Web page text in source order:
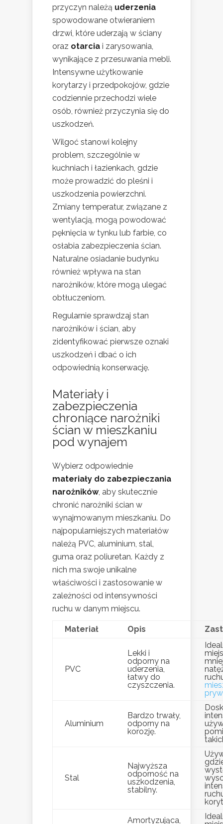
przyczyn należą uderzenia
spowodowane otwieraniem
drzwi, które uderzają w ściany
oraz otarcia i zarysowania,
wynikające z przesuwania mebli.
Intensywne użytkowanie
korytarzy i przedpokojów, gdzie
codziennie przechodzi wiele
osób, również przyczynia się do
uszkodzeń.
Wilgoć stanowi kolejny
problem, szczególnie w
kuchniach i łazienkach, gdzie
może prowadzić do pleśni i
uszkodzenia powierzchni.
Zmiany temperatur, związane z
wentylacją, mogą powodować
pęknięcia w tynku lub farbie, co
osłabia zabezpieczenia ścian.
Naturalne osiadanie budynku
również wpływa na stan
narożników, które mogą ulegać
obtłuczeniom.
Regularnie sprawdzaj stan
narożników i ścian, aby
zidentyfikować pierwsze oznaki
uszkodzeń i dbać o ich
odpowiednią konserwację.
Materiały i
zabezpieczenia
chroniące narożniki
ścian w mieszkaniu
pod wynajem
Wybierz odpowiednie
materiały do zabezpieczania
narożników, aby skutecznie
chronić narożniki ścian w
wynajmowanym mieszkaniu. Do
najpopularniejszych materiałów
należą PVC, aluminium, stal,
guma oraz poliuretan. Każdy z
nich ma swoje unikalne
właściwości i zastosowanie w
zależności od intensywności
ruchu w danym miejscu.
Materiał Opis
PVC
Lekki i
odporny na
uderzenia,
łatwy do
czyszczenia.
Aluminium
Bardzo trwały,
odporny na
korozję.
Stal
Najwyższa
odporność na
uszkodzenia,
stabilny.
Amortyzująca,